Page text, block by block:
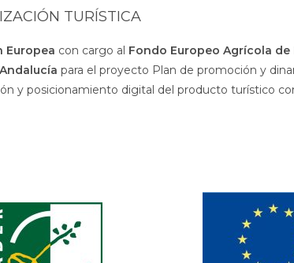
TURÍSTICA
Europea con cargo al Fondo Europeo Agrícola de
para el proyecto Plan de promoción y
y posicionamiento digital del producto turístico